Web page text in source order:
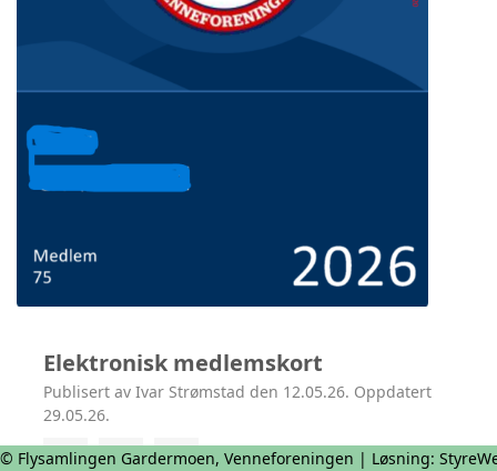
Elektronisk medlemskort
Publisert av Ivar Strømstad den 12.05.26. Oppdatert
29.05.26.
© Flysamlingen Gardermoen, Venneforeningen | Løsning: